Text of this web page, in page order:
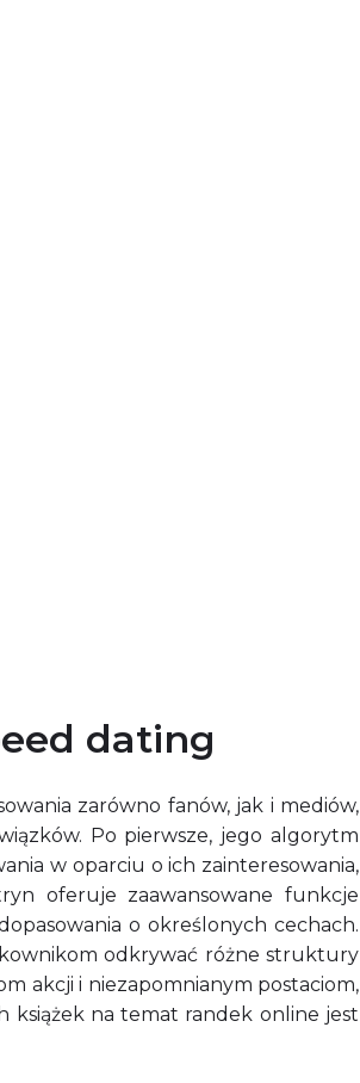
dating
zarówno fanów, jak i mediów,
Po pierwsze, jego algorytm
w oparciu o ich zainteresowania,
oferuje zaawansowane funkcje
o określonych cechach.
odkrywać różne struktury
akcji i niezapomnianym postaciom,
książek na temat randek online jest